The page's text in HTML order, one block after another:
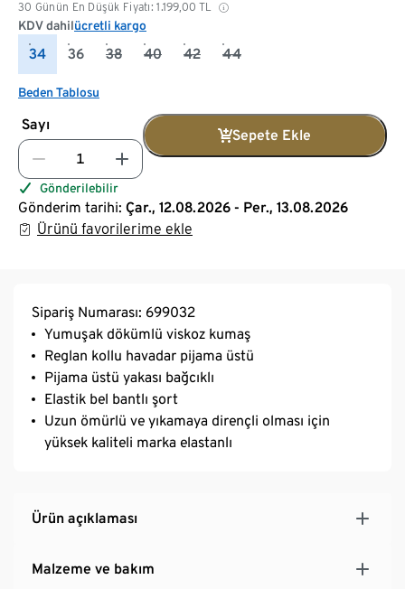
30 Günün En Düşük Fiyatı: 1.199,00 TL
KDV dahilücretli kargo
34 36 38 40 42 44
Beden Tablosu
Sayı
Sepete Ekle
Gönderilebilir
Gönderim tarihi: Çar., 12.08.2026 - Per., 13.08.2026
Ürünü favorilerime ekle
Sipariş Numarası: 699032
Yumuşak dökümlü viskoz kumaş
Reglan kollu havadar pijama üstü
Pijama üstü yakası bağcıklı
Elastik bel bantlı şort
Uzun ömürlü ve yıkamaya dirençli olması için
yüksek kaliteli marka elastanlı
Ürün açıklaması
Malzeme ve bakım